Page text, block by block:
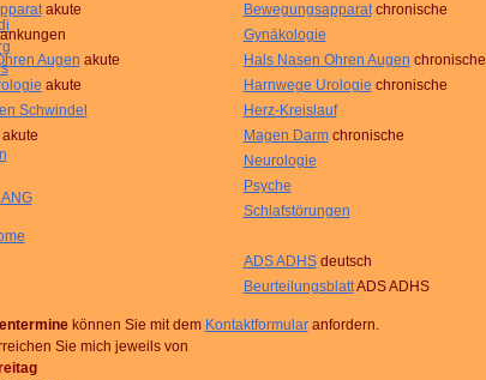
akute Bewegungsapparatchronische
Gynäkologie
Augen akute Hals Nasen Ohren Augen chronische
akute Harnwege Urologie chronische
Schwindel
Herz-Kreislauf
Magen Darmchronische
Neurologie
Psyche
Schlafstörungen
ADS ADHSdeutsch
BeurteilungsblattADS ADHS
können Sie mit dem Kontaktformularanfordern.
Sie mich jeweils von